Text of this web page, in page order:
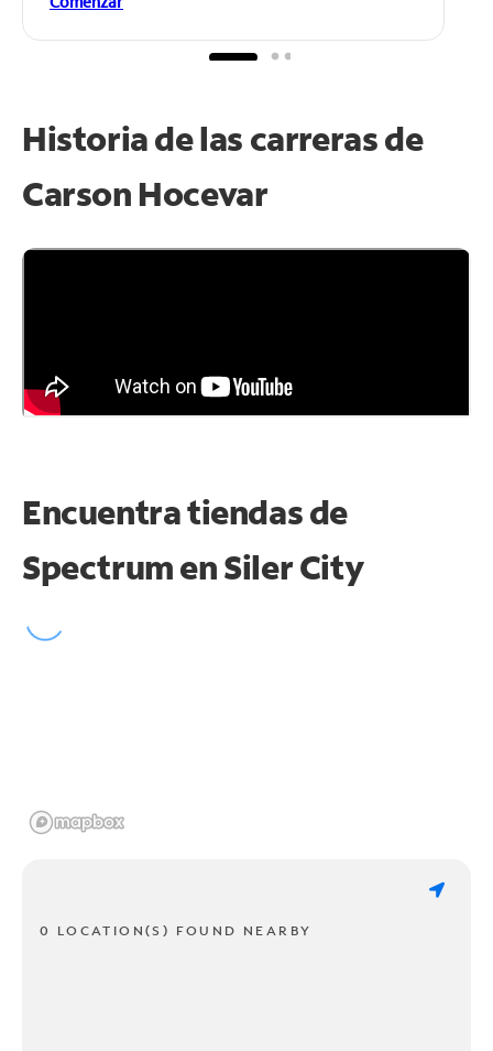
Historia de las carreras de
Carson Hocevar
Encuentra tiendas de
Spectrum enSiler City
0 LOCATION(S) FOUND NEARBY